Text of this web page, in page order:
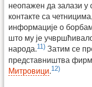
неопажен да залази у
контакте са
информације о
што му је
народа.11) Затим се
представништва
Митровици.12)